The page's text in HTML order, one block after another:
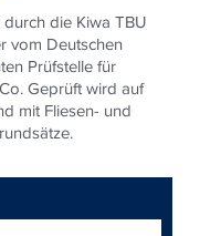
die Kiwa TBU
vom Deutschen
Prüfstellefür
Geprüft wird auf
mit Fliesen- und